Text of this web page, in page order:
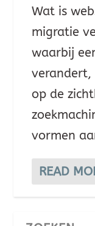
Wat is
migratie
waarbij
verandert,
op de
vormen
READ